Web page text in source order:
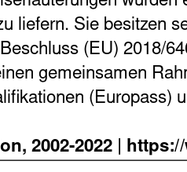
liefern. Sie besitzen
(EU) 2018/
gemeinsamen
(Europass)
2002-2022 |